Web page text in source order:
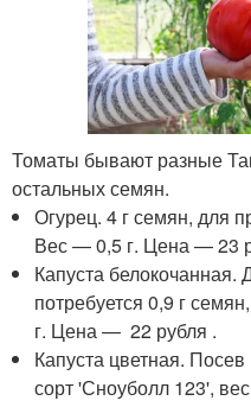
Томаты бывают разные
остальных семян.
Огурец. 4 г семян, для
Вес — 0,5 г. Цена — 23
Капуста белокочанная.
потребуется 0,9 г
г. Цена — 22 рубля .
Капуста цветная.
сорт 'Сноуболл 123',